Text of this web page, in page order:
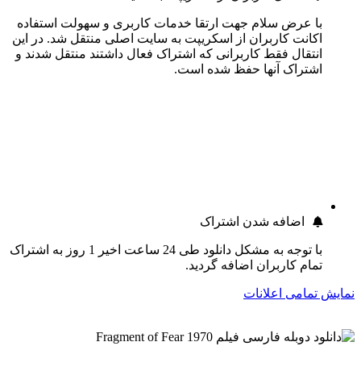
با عرض سلام جهت ارتقا خدمات کاربری و سهولت استفاده
اکانت کاربران از اسکریپت به سایت اصلی منتقل شد. در این
انتقال فقط کاربرانی که اشتراک فعال داشتند منتقل شدند و
اشتراک آنها حفظ شده است.
اضافه شدن اشتراک
با توجه به مشکل دانلود طی 24 ساعت اخیر 1 روز به اشتراک
تمام کاربران اضافه گردید.
نمایش تمامی اعلانات